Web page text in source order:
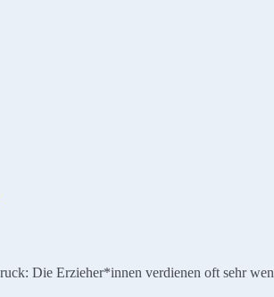
Die Erzieher*innen verdienen oft sehr